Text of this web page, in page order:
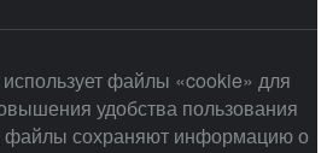
файлы «cookie» для
удобства пользования
файлы сохраняют информацию о